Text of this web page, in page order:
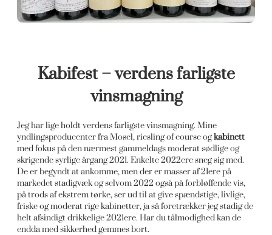
Kabifest – verdens farligste
vinsmagning
Jeg har lige holdt verdens farligste vinsmagning. Mine
yndlingsproducenter fra Mosel, riesling of course ogkabinett
med fokus på den nærmest gammeldags moderat sødlige og
skrigende syrlige årgang 2021. Enkelte 2022ere sneg sig med.
De er begyndt at ankomme, men der er masser af 21ere på
markedet stadigvæk og selvom 2022 også på forbløffende vis,
på trods af ekstrem tørke, ser ud til at give spændstige, livlige,
friske og moderat rige kabinetter, ja så foretrækker jeg stadig de
helt afsindigt drikkelige 2021ere. Har du tålmodighed kan de
endda med sikkerhed gemmes bort.